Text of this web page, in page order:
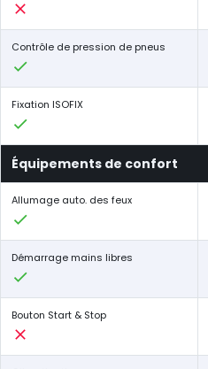
Contrôle de pression de pneus
Fixation ISOFIX
Équipements de confort
Allumage auto. des feux
Démarrage mains libres
Bouton Start & Stop